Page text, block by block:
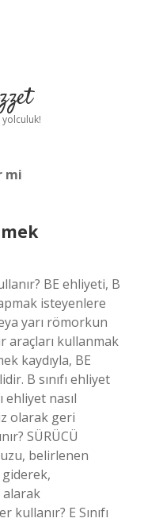
mi
BE ehliyeti, B
isteyenlere
yarı römorkun
araçları kullanmak
kaydıyla, BE
B sınıfı ehliyet
ehliyet nasıl
olarak geri
SÜRÜCÜ
belirlenen
alarak
E Sınıfı